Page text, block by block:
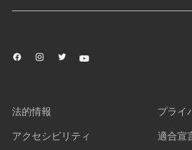
法的情報
プライ
アクセシビリティ
適合宣